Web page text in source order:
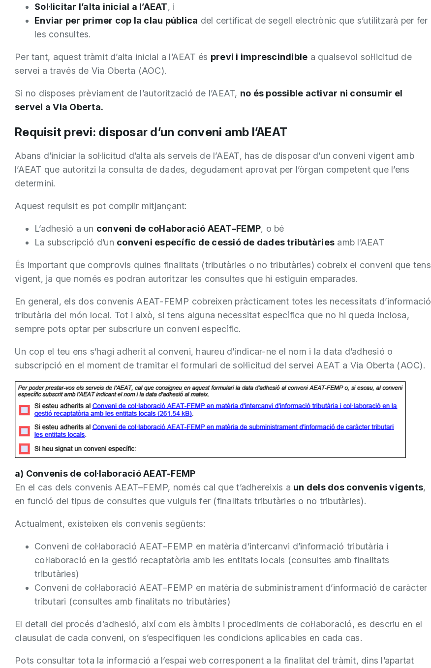
Sol·licitar l’alta inicial a l’AEAT, i
Enviar per primer cop la clau pública del certificat de segell electrònic que s’utilitzarà per fer
les consultes.
Per tant, aquest tràmit d’alta inicial a l’AEAT és previ i imprescindible a qualsevol sol·licitud de
servei a través de Via Oberta (AOC).
Si no disposes prèviament de l’autorització de l’AEAT, no és possible activar ni consumir el
servei a Via Oberta.
Requisit previ: disposar d’un conveni amb l’AEAT
Abans d’iniciar la sol·licitud d’alta als serveis de l’AEAT, has de disposar d’un conveni vigent amb
l’AEAT que autoritzi la consulta de dades, degudament aprovat per l’òrgan competent que l’ens
determini.
Aquest requisit es pot complir mitjançant:
L’adhesió a un conveni de col·laboració AEAT–FEMP, o bé
La subscripció d’un conveni específic de cessió de dades tributàries amb l’AEAT
És important que comprovis quines finalitats (tributàries o no tributàries) cobreix el conveni que tens
vigent, ja que només es podran autoritzar les consultes que hi estiguin emparades.
En general, els dos convenis AEAT-FEMP cobreixen pràcticament totes les necessitats d’informació
tributària del món local. Tot i això, si tens alguna necessitat específica que no hi queda inclosa,
sempre pots optar per subscriure un conveni específic.
Un cop el teu ens s’hagi adherit al conveni, haureu d’indicar-ne el nom i la data d’adhesió o
subscripció en el moment de tramitar el formulari de sol·licitud del servei AEAT a Via Oberta (AOC).
a) Convenis de col·laboració AEAT-FEMP
En el cas dels convenis AEAT–FEMP, només cal que t’adhereixis a un dels dos convenis vigents,
en funció del tipus de consultes que vulguis fer (finalitats tributàries o no tributàries).
Actualment, existeixen els convenis següents:
Conveni de col·laboració AEAT–FEMP en matèria d’intercanvi d’informació tributària i
col·laboració en la gestió recaptatòria amb les entitats locals (consultes amb finalitats
tributàries)
Conveni de col·laboració AEAT–FEMP en matèria de subministrament d’informació de caràcter
tributari (consultes amb finalitats no tributàries)
El detall del procés d’adhesió, així com els àmbits i procediments de col·laboració, es descriu en el
clausulat de cada conveni, on s’especifiquen les condicions aplicables en cada cas.
Pots consultar tota la informació a l’espai web corresponent a la finalitat del tràmit, dins l’apartat